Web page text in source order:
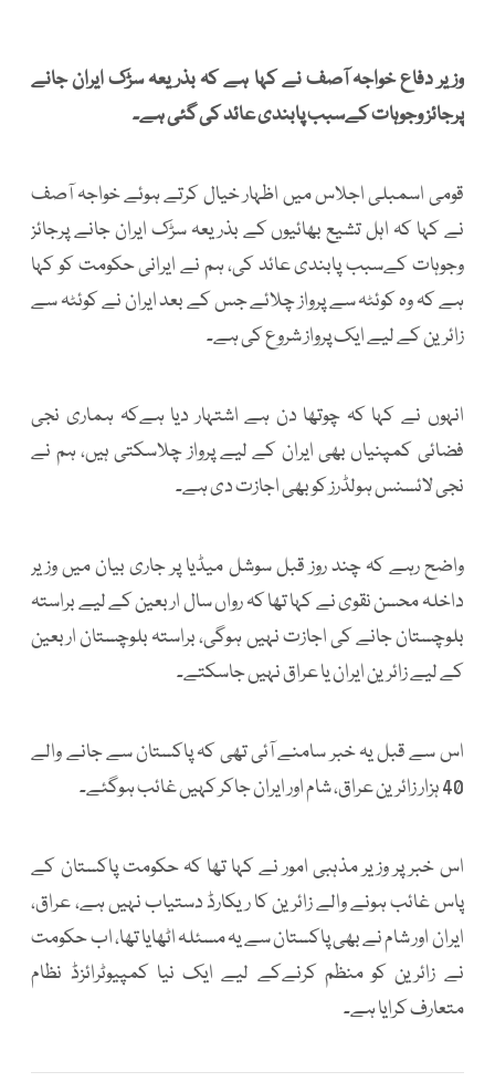
وزیر دفاع خواجہ آصف نے کہا ہے کہ بذریعہ سڑک ایران جانے
پرجائز وجوہات کےسبب پابندی عائد کی گئی ہے۔
قومی اسمبلی اجلاس میں اظہار خیال کرتے ہوئے خواجہ آصف
نے کہا کہ اہل تشیع بھائیوں کے بذریعہ سڑک ایران جانے پرجائز
وجوہات کےسبب پابندی عائد کی، ہم نے ایرانی حکومت کو کہا
ہے کہ وہ کوئٹہ سے پرواز چلائے جس کے بعد ایران نے کوئٹہ سے
زائرین کے لیے ایک پرواز شروع کی ہے۔
انہوں نے کہا کہ چوتھا دن ہے اشتہار دیا ہےکہ ہماری نجی
فضائی کمپنیاں بھی ایران کے لیے پرواز چلاسکتی ہیں، ہم نے
نجی لائسنس ہولڈرز کو بھی اجازت دی ہے۔
واضح رہے کہ چند روز قبل سوشل میڈیا پر جاری بیان میں وزیر
داخلہ محسن نقوی نے کہا تھا کہ رواں سال اربعین کے لیے براستہ
بلوچستان جانے کی اجازت نہیں ہوگی، براستہ بلوچستان اربعین
کے لیے زائرین ایران یا عراق نہیں جاسکتے۔
اس سے قبل یہ خبر سامنے آئی تھی کہ پاکستان سے جانے والے
40 ہزار زائرین عراق، شام اور ایران جاکر کہیں غائب ہوگئے۔
اس خبر پر وزیر مذہبی امور نے کہا تھا کہ حکومت پاکستان کے
پاس غائب ہونے والے زائرین کا ریکارڈ دستیاب نہیں ہے، عراق،
ایران اور شام نے بھی پاکستان سے یہ مسئلہ اٹھایا تھا، اب حکومت
نے زائرین کو منظم کرنےکے لیے ایک نیا کمپیوٹرائزڈ نظام
متعارف کرایا ہے۔